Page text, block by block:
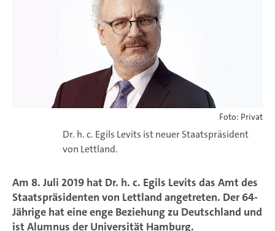
Foto: Privat
Dr. h. c. Egils Levits ist neuer Staatspräsident
von Lettland.
Am 8. Juli 2019 hat Dr. h. c. Egils Levits das Amt des
Staatspräsidenten von Lettland angetreten. Der 64-
Jährige hat eine enge Beziehung zu Deutschland und
ist Alumnus der Universität Hamburg.